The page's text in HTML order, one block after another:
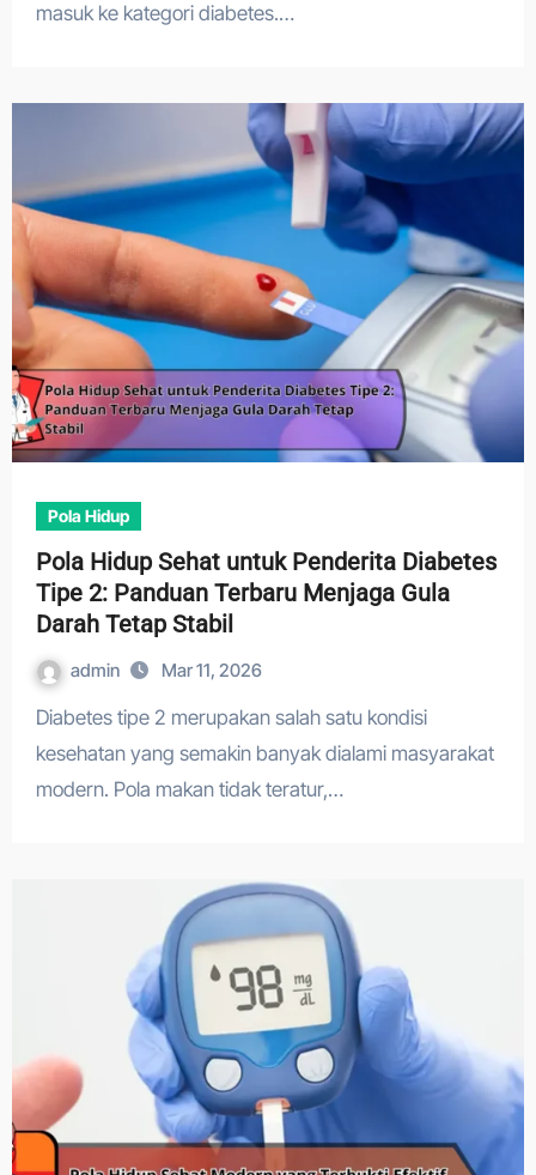
masuk ke kategori diabetes.…
Pola Hidup
Pola Hidup Sehat untuk Penderita Diabetes
Tipe 2: Panduan Terbaru Menjaga Gula
Darah Tetap Stabil
admin Mar 11, 2026
Diabetes tipe 2 merupakan salah satu kondisi
kesehatan yang semakin banyak dialami masyarakat
modern. Pola makan tidak teratur,…